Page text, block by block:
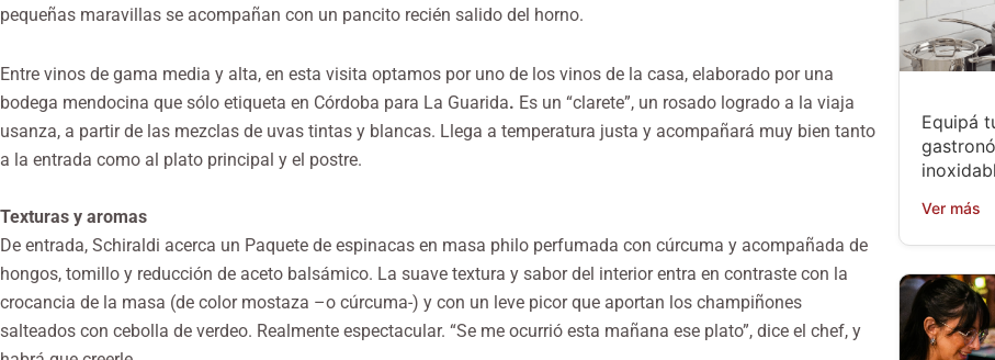
pequeñas maravillas se acompañan con un pancito recién salido del horno.
Entre vinos de gama media y alta, en esta visita optamos por uno de los vinos de la casa, elaborado por una
bodega mendocina que sólo etiqueta en Córdoba para La Guarida. Es un “clarete”, un rosado logrado a la viaja
usanza, a partir de las mezclas de uvas tintas y blancas. Llega a temperatura justa y acompañará muy bien tanto
a la entrada como al plato principal y el postre.
Texturas y aromas
De entrada, Schiraldi acerca un Paquete de espinacas en masa philo perfumada con cúrcuma y acompañada de
hongos, tomillo y reducción de aceto balsámico. La suave textura y sabor del interior entra en contraste con la
crocancia de la masa (de color mostaza –o cúrcuma-) y con un leve picor que aportan los champiñones
salteados con cebolla de verdeo. Realmente espectacular. “Se me ocurrió esta mañana ese plato”, dice el chef, y
Equipá
Ver más